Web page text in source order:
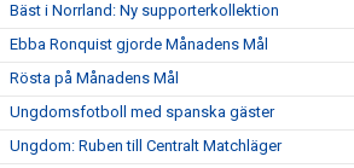
Bäst i Norrland: Ny supporterkollektion
Ebba Ronquist gjorde Månadens Mål
Rösta på Månadens Mål
Ungdomsfotboll med spanska gäster
Ungdom: Ruben till Centralt Matchläger